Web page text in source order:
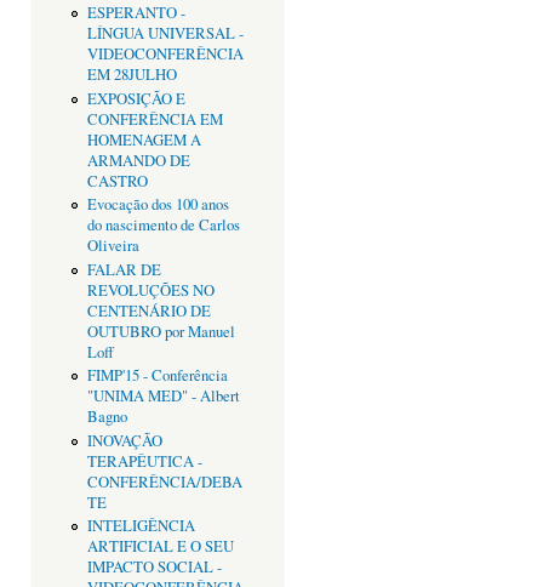
ESPERANTO -
LÍNGUA UNIVERSAL -
VIDEOCONFERÊNCIA
EM 28JULHO
EXPOSIÇÃO E
CONFERÊNCIA EM
HOMENAGEM A
ARMANDO DE
CASTRO
Evocação dos 100 anos
do nascimento de Carlos
Oliveira
FALAR DE
REVOLUÇÕES NO
CENTENÁRIO DE
OUTUBRO por Manuel
Loff
FIMP'15 - Conferência
"UNIMA MED" - Albert
Bagno
INOVAÇÃO
TERAPÊUTICA -
CONFERÊNCIA/DEBA
TE
INTELIGÊNCIA
ARTIFICIAL E O SEU
IMPACTO SOCIAL -